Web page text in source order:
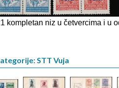
kompletan niz u četvercima i u
STT Vuja